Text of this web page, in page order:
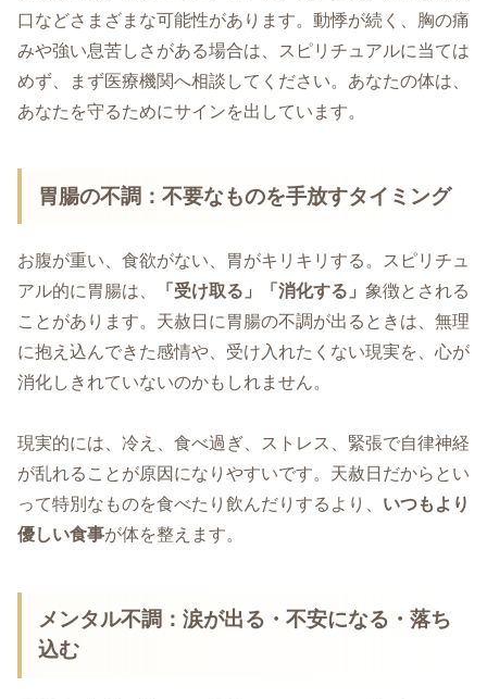
口などさまざまな可能性があります。動悸が続く、胸の痛
みや強い息苦しさがある場合は、スピリチュアルに当ては
めず、まず医療機関へ相談してください。あなたの体は、
あなたを守るためにサインを出しています。
胃腸の不調：不要なものを手放すタイミング
お腹が重い、食欲がない、胃がキリキリする。スピリチュ
アル的に胃腸は、
「受け取る」「消化する」 象徴とされる
ことがあります。天赦日に胃腸の不調が出るときは、無理
に抱え込んできた感情や、受け入れたくない現実を、心が
消化しきれていないのかもしれません。
現実的には、冷え、食べ過ぎ、ストレス、緊張で自律神経
が乱れることが原因になりやすいです。天赦日だからとい
って特別なものを食べたり飲んだりするより、 いつもより
優しい食事が体を整えます。
メンタル不調：涙が出る・不安になる・落ち
込む